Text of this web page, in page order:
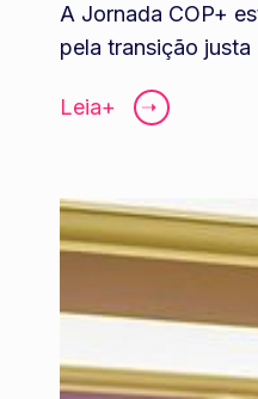
A Jornada COP+
pela transição
Leia+ ➝